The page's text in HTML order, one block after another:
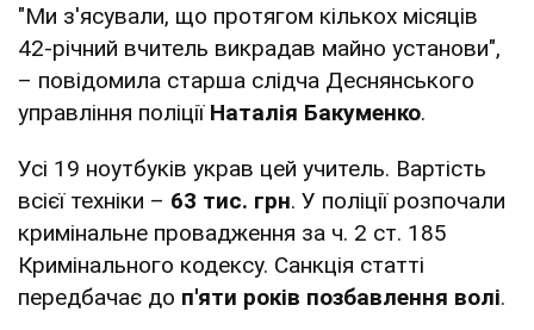
"Ми з'ясували, що протягом кількох місяців
42-річний вчитель викрадав майно установи",
– повідомила старша слідча Деснянського
управління поліції Наталія Бакуменко.
Усі 19 ноутбуків украв цей учитель. Вартість
всієї техніки – 63 тис. грн. У поліції розпочали
кримінальне провадження за ч. 2 ст. 185
Кримінального кодексу. Санкція статті
передбачає до п'яти років позбавлення волі.